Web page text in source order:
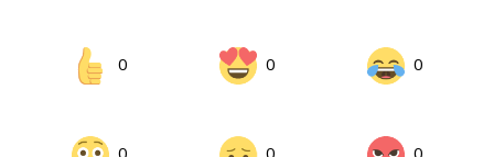
0 0 0
0 0 0